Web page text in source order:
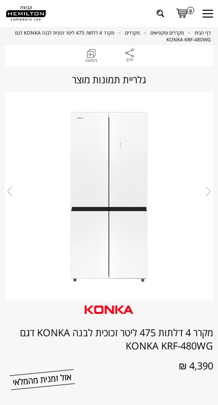
0
דף הבית > מקררים ומקפיאים > מקררים >
מקרר 4 דלתות 475 ליטר זכוכית לבנה KONKA דגם
KONKA KRF-480WG
מקרר 4 דלתות 475 ליטר זכוכית לבנה KONKA דגם
KONKA KRF-480WG
4,390 ₪
גלריית תמונות מוצר